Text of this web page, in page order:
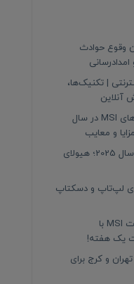
وقوع حوادث
| تکنیک‌ها،
آنلاین
۱۰ مدل برتر All‑in‑One کامپیوترهای MSI در سال
5 لپ‌تاپ گیمینگ برتر MSI در سال 2025؛ هیولای
لپ‌تاپ و دسکتاپ
آغاز کمپین فروش ویژه محصولات MSI با
یک هفته!
و کرج برای